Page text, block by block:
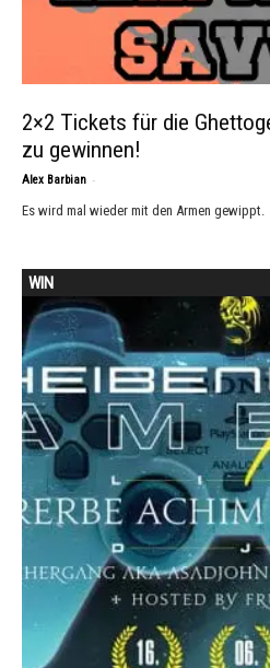
2×2 Tickets für die
zu gewinnen!
Alex Barbian -
Es wird mal wieder mit den Armen gewippt.
WIN